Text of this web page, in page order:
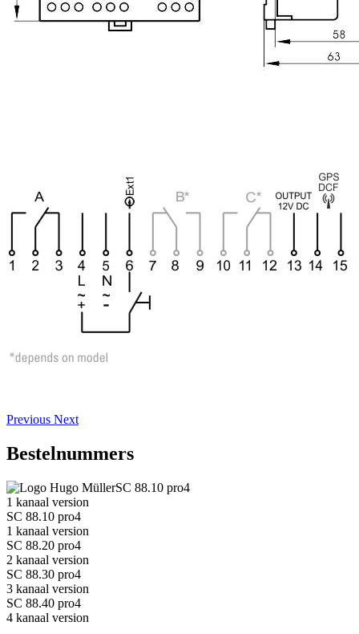
Previous Next
Bestelnummers
SC 88.10 pro4
1 kanaal version
SC 88.10 pro4
1 kanaal version
SC 88.20 pro4
2 kanaal version
SC 88.30 pro4
3 kanaal version
SC 88.40 pro4
4 kanaal version